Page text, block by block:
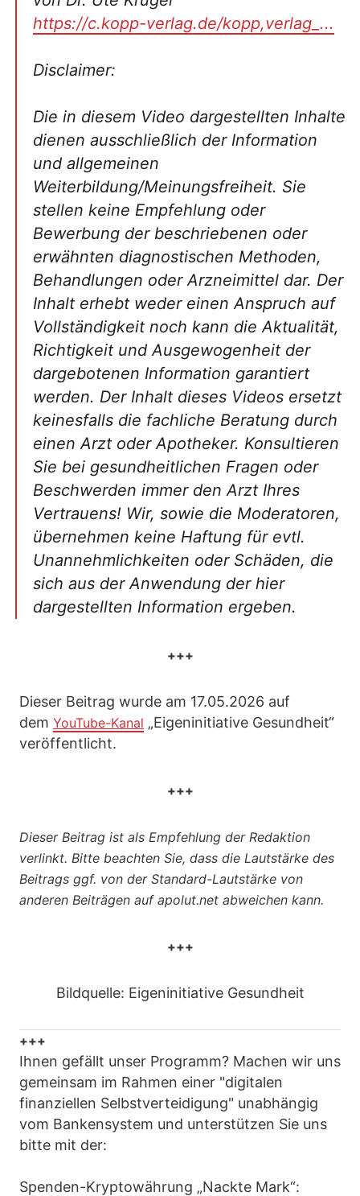
https://c.kopp-verlag.de/kopp,verlag_...
Disclaimer:
Die in diesem Video dargestellten Inhalte
dienen ausschließlich der Information
und allgemeinen
Weiterbildung/Meinungsfreiheit. Sie
stellen keine Empfehlung oder
Bewerbung der beschriebenen oder
erwähnten diagnostischen Methoden,
Behandlungen oder Arzneimittel dar. Der
Inhalt erhebt weder einen Anspruch auf
Vollständigkeit noch kann die Aktualität,
Richtigkeit und Ausgewogenheit der
dargebotenen Information garantiert
werden. Der Inhalt dieses Videos ersetzt
keinesfalls die fachliche Beratung durch
einen Arzt oder Apotheker. Konsultieren
Sie bei gesundheitlichen Fragen oder
Beschwerden immer den Arzt Ihres
Vertrauens! Wir, sowie die Moderatoren,
übernehmen keine Haftung für evtl.
Unannehmlichkeiten oder Schäden, die
sich aus der Anwendung der hier
dargestellten Information ergeben.
+++
Dieser Beitrag wurde am 17.05.2026 auf
dem YouTube-Kanal „Eigeninitiative Gesundheit“
veröffentlicht.
+++
Dieser Beitrag ist als Empfehlung der Redaktion
verlinkt. Bitte beachten Sie, dass die Lautstärke des
Beitrags ggf. von der Standard-Lautstärke von
anderen Beiträgen auf apolut.net abweichen kann.
+++
Bildquelle: Eigeninitiative Gesundheit
+++
Ihnen gefällt unser Programm? Machen wir uns
gemeinsam im Rahmen einer "digitalen
finanziellen Selbstverteidigung" unabhängig
vom Bankensystem und unterstützen Sie uns
bitte mit der:
Spenden-Kryptowährung „Nackte Mark“: